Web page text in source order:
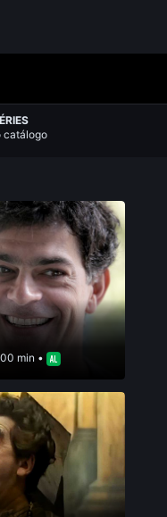
catálogo
min •